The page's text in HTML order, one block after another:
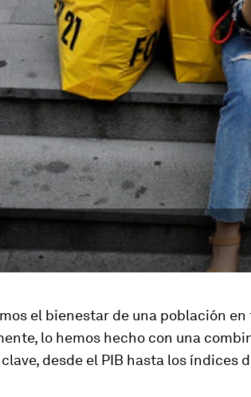
el bienestar de una población
lo hemos hecho con una
desde el PIB hasta los índices